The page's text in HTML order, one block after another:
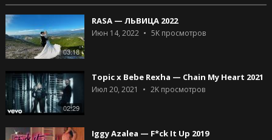
03:18
RASA — ЛЬВИЦА 2022
Июн 14, 2022 5Kпросмотров
02:29
Topic x Bebe Rexha — Chain My Heart 2021
Июл 20, 2021 2Kпросмотров
Iggy Azalea — F*ck It Up 2019